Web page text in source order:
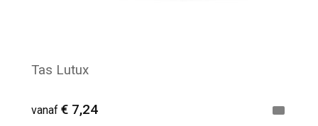
Tas Lutux
vanaf € 7,24